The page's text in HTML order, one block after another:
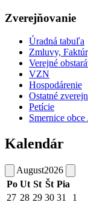
Zverejňovanie
Úradná tabuľa
Zmluvy,
Verejné
VZN
Hospodárenie
Ostatné
Petície
Smernice obce
Kalendár
August2026
Po Ut St Št Pia
27 28 29 30 31 1